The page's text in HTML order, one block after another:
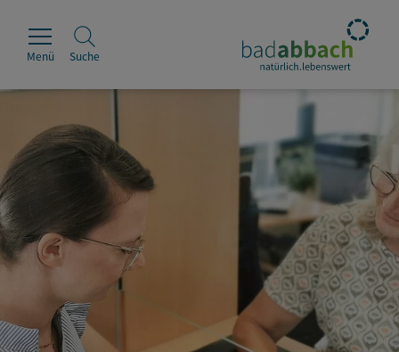
Rathaus
Erleben
Leben & Wohnen
Wirtschaft & Handel
Menü Suche